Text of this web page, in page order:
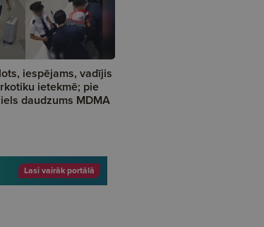
iespējams, vadījis
ietekmē; pie
daudzums MDMA